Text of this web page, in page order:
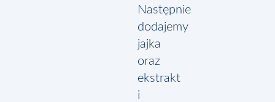
Następnie
dodajemy
jajka
oraz
ekstrakt
i